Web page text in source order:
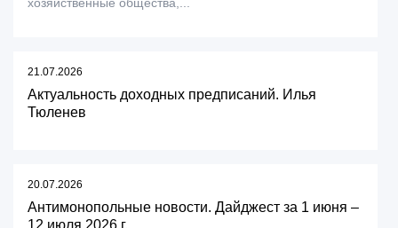
21.07.2026
Актуальность доходных предписаний. Илья
Тюленев
20.07.2026
Антимонопольные новости. Дайджест за 1 июня –
12 июля 2026 г.